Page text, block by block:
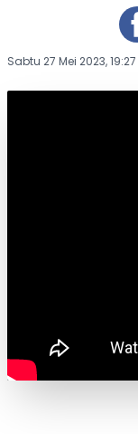
Sabtu 27 Mei 2023, 19:27